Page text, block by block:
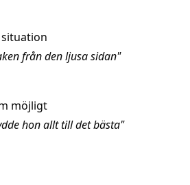
från den ljusa sidan"
möjligt
hon allt till det bästa"